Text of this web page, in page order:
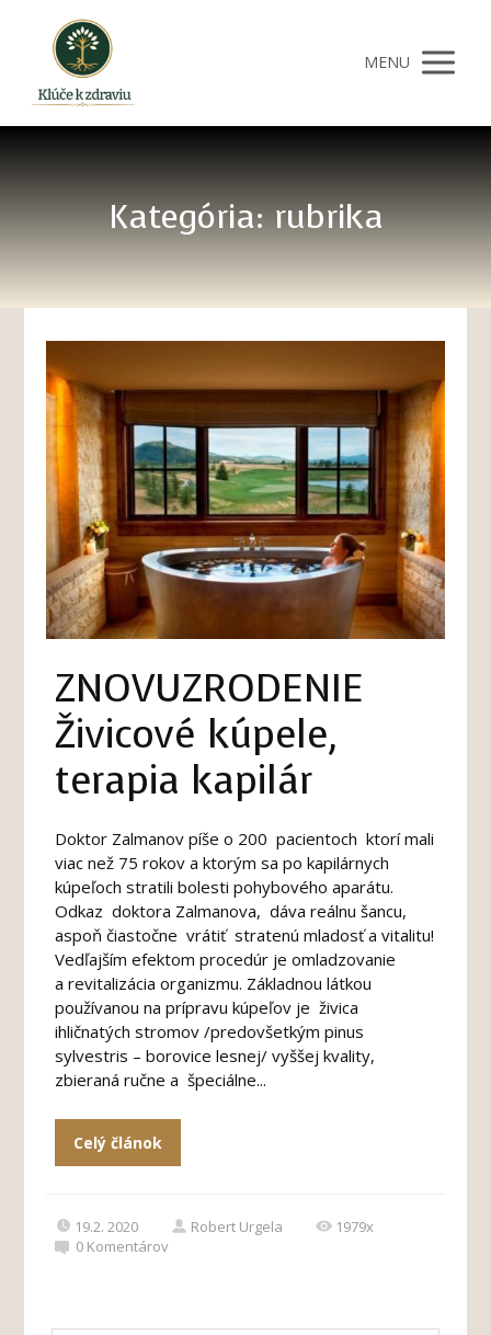
MENU
Kategória: rubrika
ZNOVUZRODENIE
Živicové kúpele,
terapia kapilár
Doktor Zalmanov píše o 200 pacientoch ktorí mali
viac než 75 rokov a ktorým sa po kapilárnych
kúpeľoch stratili bolesti pohybového aparátu.
Odkaz doktora Zalmanova, dáva reálnu šancu,
aspoň čiastočne vrátiť stratenú mladosť a vitalitu!
Vedľajším efektom procedúr je omladzovanie
a revitalizácia organizmu. Základnou látkou
používanou na prípravu kúpeľov je živica
ihličnatých stromov /predovšetkým pinus
sylvestris – borovice lesnej/ vyššej kvality,
zbieraná ručne a špeciálne...
Celý článok
19.2. 2020 Robert Urgela
1979x
0 Komentárov